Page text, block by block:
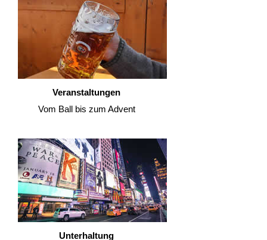
Veranstaltungen
Vom Ball bis zum Advent
Unterhaltung